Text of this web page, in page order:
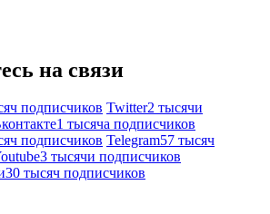
на связи
подписчиков Twitter2 тысячи
1 тысяча подписчиков
подписчиков Telegram57 тысяч
3 тысячи подписчиков
30 тысяч подписчиков